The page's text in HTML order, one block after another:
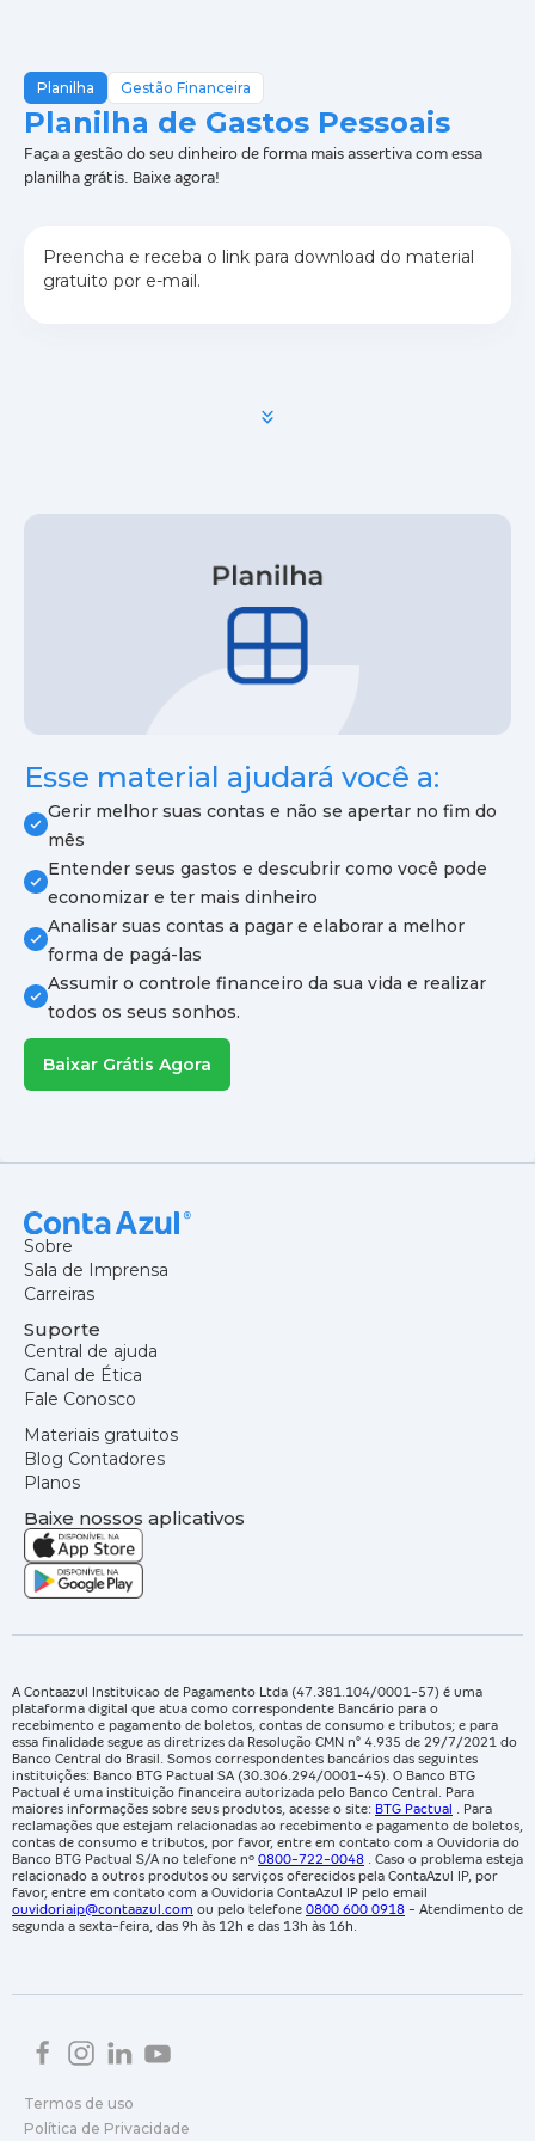
Planilha Gestão Financeira
Planilha de Gastos Pessoais
Faça a gestão do seu dinheiro de forma mais assertiva com essa
planilha grátis. Baixe agora!
Preencha e receba o link para download do material
gratuito por e-mail.
Esse material ajudará você a:
Gerir melhor suas contas e não se apertar no fim do
mês
Entender seus gastos e descubrir como você pode
economizar e ter mais dinheiro
Analisar suas contas a pagar e elaborar a melhor
forma de pagá-las
Assumir o controle financeiro da sua vida e realizar
todos os seus sonhos.
Baixar Grátis Agora
Sobre
Sala de Imprensa
Carreiras
Suporte
Central de ajuda
Canal de Ética
Fale Conosco
Materiais gratuitos
Blog Contadores
Planos
Baixe nossos aplicativos
A Contaazul Instituicao de Pagamento Ltda (47.381.104/0001-57) é uma
plataforma digital que atua como correspondente Bancário para o
recebimento e pagamento de boletos, contas de consumo e tributos; e para
essa finalidade segue as diretrizes da Resolução CMN n° 4.935 de 29/7/2021 do
Banco Central do Brasil. Somos correspondentes bancários das seguintes
instituições: Banco BTG Pactual SA (30.306.294/0001-45). O Banco BTG
Pactual é uma instituição financeira autorizada pelo Banco Central. Para
maiores informações sobre seus produtos, acesse o site: BTG Pactual . Para
reclamações que estejam relacionadas ao recebimento e pagamento de boletos,
contas de consumo e tributos, por favor, entre em contato com a Ouvidoria do
Banco BTG Pactual S/A no telefone nº 0800-722-0048 . Caso o problema esteja
relacionado a outros produtos ou serviços oferecidos pela ContaAzul IP, por
favor, entre em contato com a Ouvidoria ContaAzul IP pelo email
ouvidoriaip@contaazul.com ou pelo telefone 0800 600 0918 - Atendimento de
segunda a sexta-feira, das 9h às 12h e das 13h às 16h.
Termos de uso
Política de Privacidade